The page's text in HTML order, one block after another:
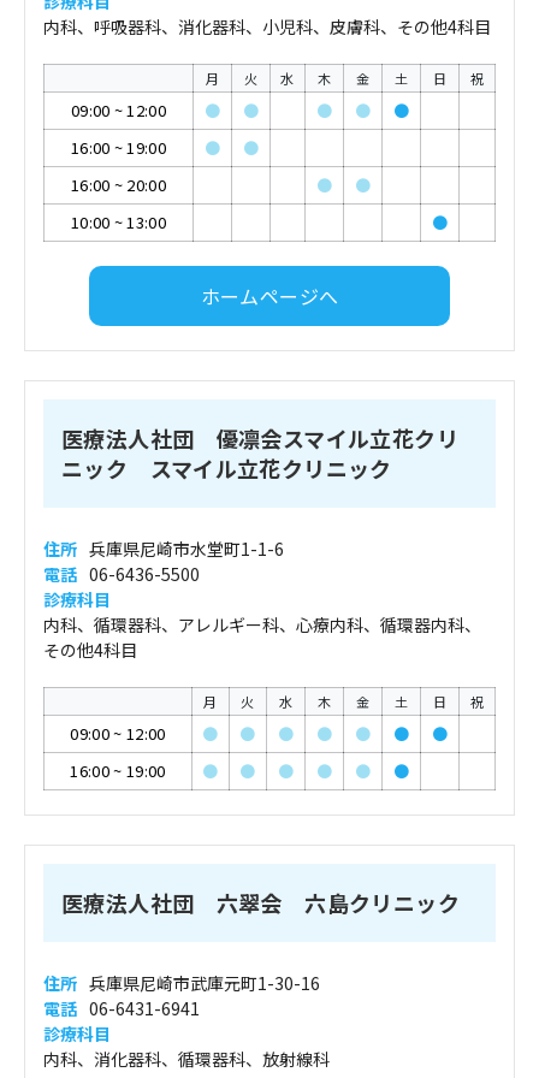
内科、呼吸器科、消化器科、小児科、皮膚科、その他4科目
月 火 水 木 金 土 日 祝
09:00 ~12:00 ● ● ● ●
●
16:00 ~19:00 ●
●
16:00 ~ 20:00 ●
●
10:00 ~13:00 ●
ホームページへ
医療法人社団 優凛会スマイル立花クリ
ニック スマイル立花クリニック
住所 兵庫県尼崎市水堂町1-1-6
電話 06-6436-5500
診療科目
内科、循環器科、アレルギー科、心療内科、循環器内科、
その他4科目
月 火 水 木 金 土 日 祝
09:00~ 12:00 ● ● ● ● ● ●
●
16:00~ 19:00 ● ● ● ● ● ●
医療法人社団 六翠会 六島クリニック
住所 兵庫県尼崎市武庫元町1-30-16
電話 06-6431-6941
診療科目
内科、消化器科、循環器科、放射線科